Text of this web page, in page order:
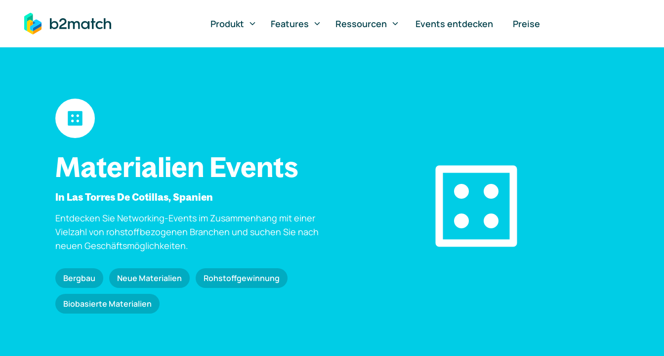
springen
Produkt
Features Ressourcen Events entdecken Preise
Materialien Events
In Las Torres De Cotillas, Spanien
Entdecken Sie Networking-Events im Zusammenhang mit einer
Vielzahl von rohstoffbezogenen Branchen und suchen Sie nach
neuen Geschäftsmöglichkeiten.
Bergbau Neue Materialien Rohstoffgewinnung
Biobasierte Materialien